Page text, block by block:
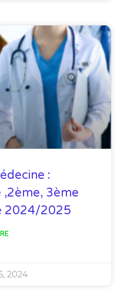
:
3ème
2024/2025
2024